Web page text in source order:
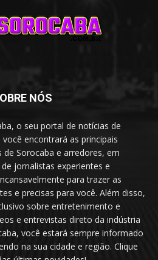
NÓS
o seu portal de notícias de
encontrará as principais
Sorocaba e arredores, em
jornalistas experientes e
para trazer as
e precisas para você. Além disso,
sobre entretenimento e
e entrevistas direto da indústria
você estará sempre informado
na sua cidade e região. Clique